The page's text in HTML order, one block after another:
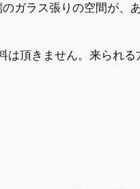
ガラス張りの空間が、
は頂きません。来られる